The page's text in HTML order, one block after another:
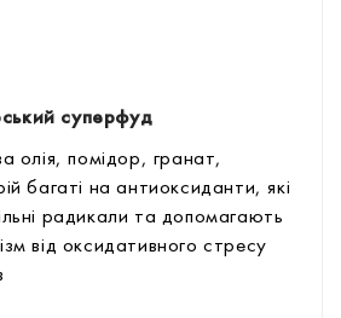
суперфуд
олія, помідор, гранат,
багаті на антиоксиданти, які
радикали та допомагають
від оксидативного стресу